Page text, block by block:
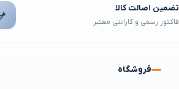
تضمین اصالت کالا
فاکتور رسمی و گارانتی معتبر
فروشگاه